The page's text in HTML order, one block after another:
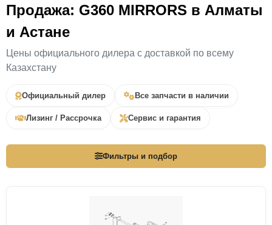
Продажа: G360 MIRRORS в Алматы
и Астане
Цены официального дилера с доставкой по всему
Казахстану
Официальный дилер Все запчасти в наличии
Лизинг / Рассрочка Сервис и гарантия
Фильтры и подбор